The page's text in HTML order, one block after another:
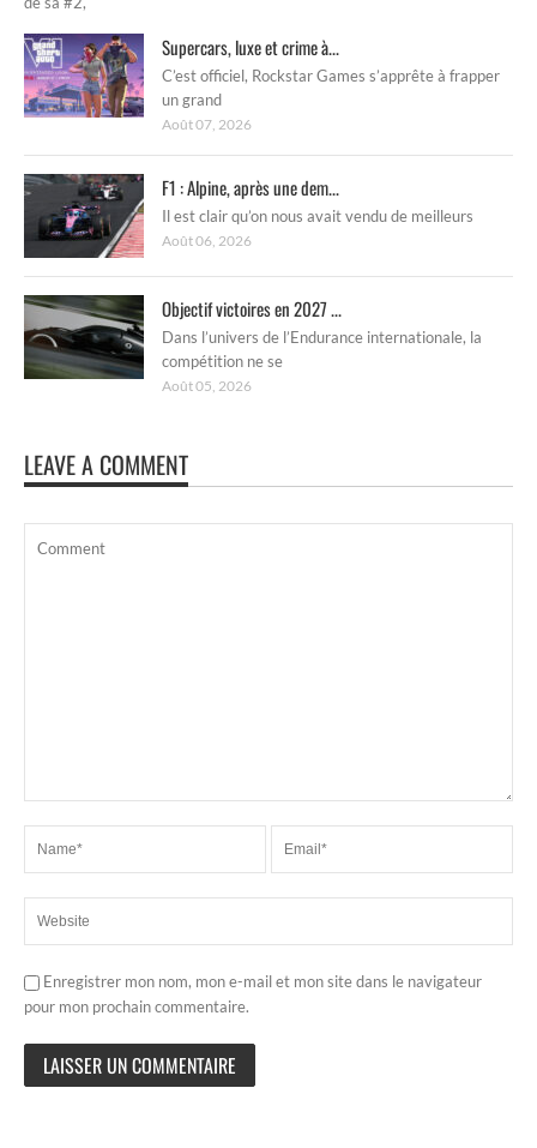
Supercars, luxe et crime à...
C’est officiel, Rockstar Games s’apprête à frapper
un grand
Août 07, 2026
F1 : Alpine, après une dem...
Il est clair qu’on nous avait vendu de meilleurs
Août 06, 2026
Objectif victoires en 2027 ...
Dans l’univers de l’Endurance internationale, la
compétition ne se
Août 05, 2026
LEAVE A COMMENT
Enregistrer mon nom, mon e-mail et mon site dans le navigateur
pour mon prochain commentaire.